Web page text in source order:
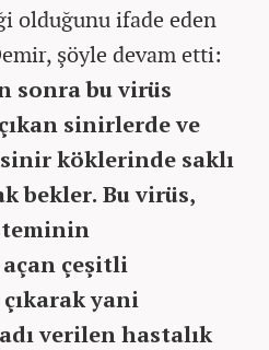
olduğunu ifade eden
şöyle devam etti:
sonra bu virüs
sinirlerde ve
köklerinde saklı
bekler. Bu virüs,
açan çeşitli
yani
verilen hastalık